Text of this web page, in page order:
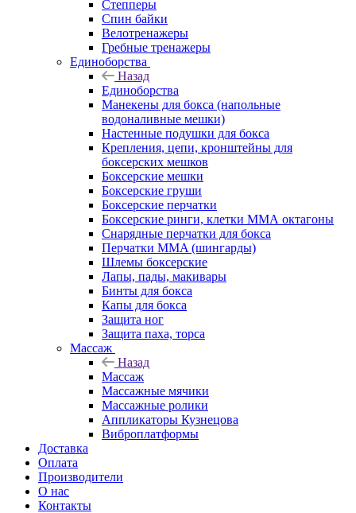
Степперы
Спин байки
Велотренажеры
Гребные тренажеры
Единоборства
Назад
Единоборства
Манекены для бокса (напольные
водоналивные мешки)
Настенные подушки для бокса
Крепления, цепи, кронштейны для
боксерских мешков
Боксерские мешки
Боксерские груши
Боксерские перчатки
Боксерские ринги, клетки ММА октагоны
Снарядные перчатки для бокса
Перчатки MMA (шингарды)
Шлемы боксерские
Лапы, пады, макивары
Бинты для бокса
Капы для бокса
Защита ног
Защита паха, торса
Массаж
Назад
Массаж
Массажные мячики
Массажные ролики
Аппликаторы Кузнецова
Виброплатформы
Доставка
Оплата
Производители
О нас
Контакты